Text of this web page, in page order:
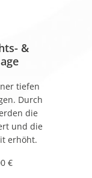
&
tiefen
Durch
die
und die
erhöht.
€